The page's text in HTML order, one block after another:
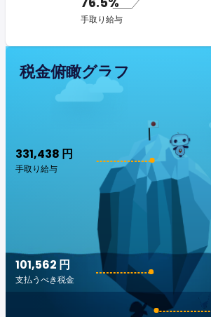
手取り給与
税金俯瞰グラフ
331,438 円
手取り給与
101,562 円
支払うべき税金